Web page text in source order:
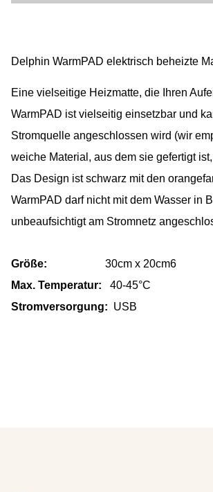
Delphin WarmPAD elektrisch beheizte
Eine vielseitige Heizmatte, die Ihren
WarmPAD ist vielseitig einsetzbar und
Stromquelle angeschlossen wird (wir
weiche Material, aus dem sie gefertigt
Das Design ist schwarz mit den
WarmPAD darf nicht mit dem Wasser in
unbeaufsichtigt am Stromnetz
Größe: 30cm x 20cm6
Max. Temperatur: 40-45°C
Stromversorgung: USB